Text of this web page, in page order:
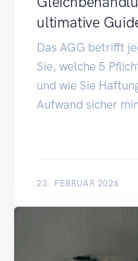
ultimative
Das AGG betrifft
Sie, welche 5
und wie Sie
Aufwand sicher
23. FEBRUAR 2026